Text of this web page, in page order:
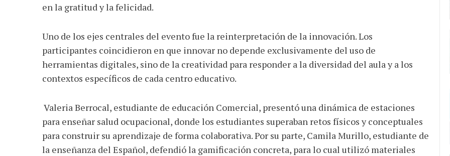
en la gratitud y la felicidad.
Uno de los ejes centrales del evento fue la reinterpretación de la innovación. Los
participantes coincidieron en que innovar no depende exclusivamente del uso de
herramientas digitales, sino de la creatividad para responder a la diversidad del aula y a los
contextos específicos de cada centro educativo.
Valeria Berrocal, estudiante de educación Comercial, presentó una dinámica de estaciones
para enseñar salud ocupacional, donde los estudiantes superaban retos físicos y conceptuales
para construir su aprendizaje de forma colaborativa. Por su parte, Camila Murillo, estudiante de
la enseñanza del Español, defendió la gamificación concreta, para lo cual utilizó materiales